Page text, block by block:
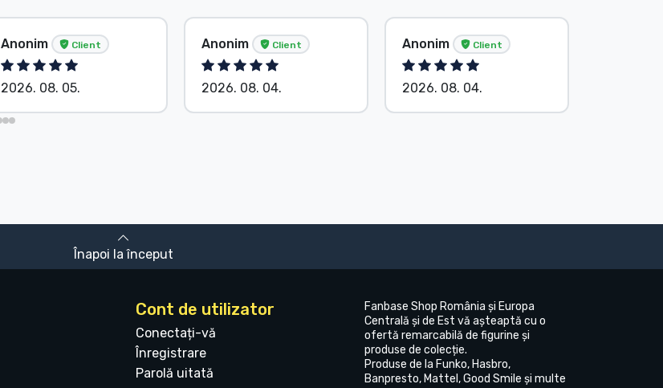
Anonim Client
2026. 08. 05.
Anonim Client
2026. 08. 04.
Anonim Client
2026. 08. 04.
Înapoi la început
Cont de utilizator
Conectați-vă
Înregistrare
Parolă uitată
Fanbase Shop România și Europa
Centrală și de Est vă așteaptă cu o
ofertă remarcabilă de figurine și
produse de colecție.
Produse de la Funko, Hasbro,
Banpresto, Mattel, Good Smile și multe